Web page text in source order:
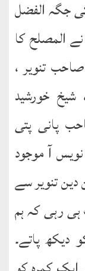
جگہ الفضل
المصلح کا
تنویر ،
خورشید
پانی پتی
آ موجود
تنویر سے
رہی کہ ہم
پاتے۔